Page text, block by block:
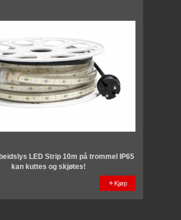
LED Strip 10m på trommel IP65
kan kuttes og skjøtes!
Kjøp